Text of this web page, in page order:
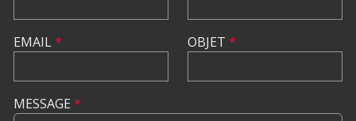
EMAIL* OBJET *
MESSAGE *